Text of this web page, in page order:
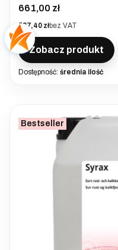
Cena
661,00 zł
Cena
537,40 złbez VAT
Zobacz produkt
Dostępność: średnia ilość
Bestseller